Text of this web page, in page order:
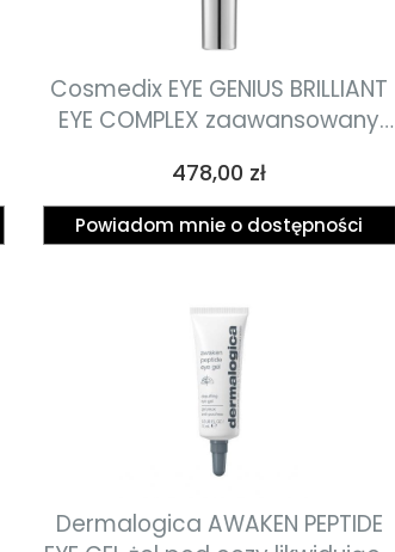
Cosmedix EYE GENIUS BRILLIANT
EYE COMPLEX zaawansowany
rozpraszającym światło o
właściwościach korygujących
zmarszczki, worki oraz cienie
Cena
478,00 zł
Powiadom mnie o dostępności
Dermalogica AWAKEN PEPTIDE